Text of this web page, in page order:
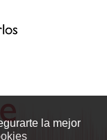
la mejor